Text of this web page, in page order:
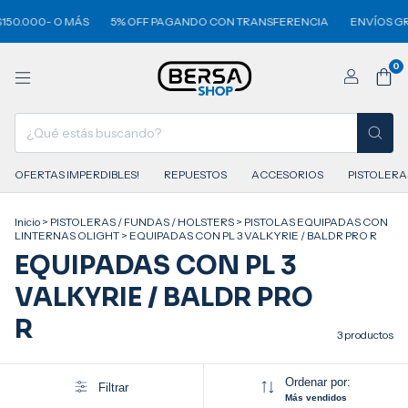
O MÁS 5% OFF PAGANDO CON TRANSFERENCIA ENVÍOS
0
OFERTAS IMPERDIBLES! REPUESTOS ACCESORIOS
Inicio > PISTOLERAS / FUNDAS / HOLSTERS > PISTOLAS EQUIPADAS CON
LINTERNAS OLIGHT > EQUIPADAS CON PL 3 VALKYRIE / BALDR PRO R
EQUIPADAS CON PL 3
VALKYRIE / BALDR PRO
R
3 productos
Filtrar Ordenar por:
Más vendidos